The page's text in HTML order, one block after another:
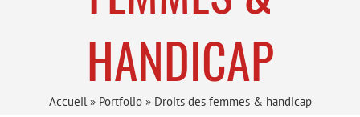
HANDICAP
Accueil » Portfolio» Droits des femmes & handicap